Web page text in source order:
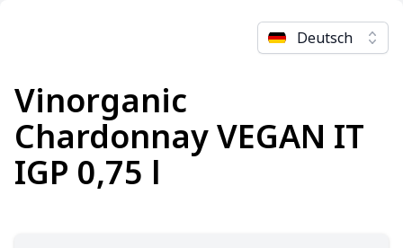
Deutsch
Vinorganic
Chardonnay VEGAN IT
IGP 0,75 l